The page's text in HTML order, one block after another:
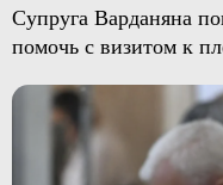
Супруга Варданяна
помочь с визитом к